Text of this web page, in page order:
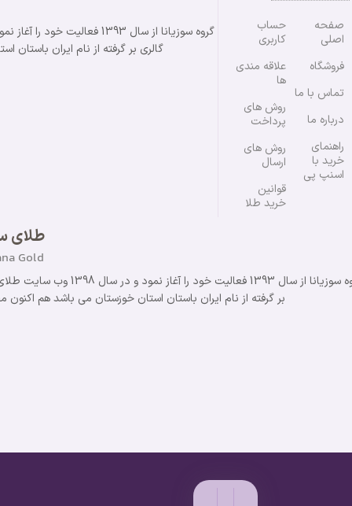
صفحه
اصلی
فروشگاه
تماس با ما
درباره ما
راهنمای
خرید با
اسنپ پی
حساب
کاربری
علاقه مندی
ها
روش های
پرداخت
روش های
ارسال
قوانین
خرید طلا
گالری بر گرفته از نام ایران باستان استان خوزستان می
طلای
Gold
گروه سوزیانا از سال
بر گرفته از نام ایران باستان استان خوزستان می باشد هم اکنون مفتخریم با 11 سال سابقه موفق در خدمت